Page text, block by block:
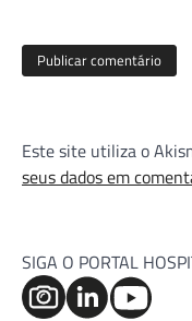
Este site utiliza o
seus dados em
SIGA O PORTAL